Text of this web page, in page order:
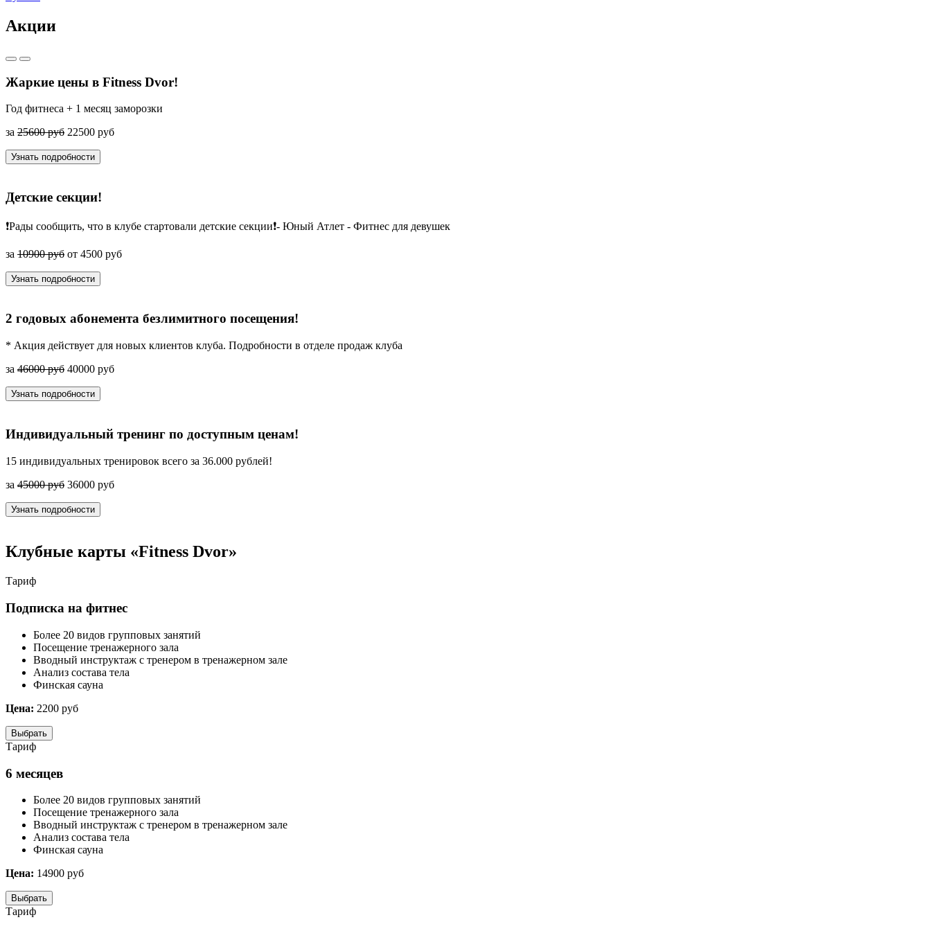
Акции
Жаркие цены в Fitness Dvor!
Год фитнеса + 1 месяц заморозки
за 25600 руб 22500 руб
Узнать подробности
Детские секции!
❗Рады сообщить, что в клубе стартовали детские секции❗- Юный Атлет - Фитнес для девушек
за 10900 руб от 4500 руб
Узнать подробности
2 годовых абонемента безлимитного посещения!
* Акция действует для новых клиентов клуба. Подробности в отделе продаж клуба
за 46000 руб 40000 руб
Узнать подробности
Индивидуальный тренинг по доступным ценам!
15 индивидуальных тренировок всего за 36.000 рублей!
за 45000 руб 36000 руб
Узнать подробности
Клубные карты «Fitness Dvor»
Тариф
Подписка на фитнес
Более 20 видов групповых занятий
Посещение тренажерного зала
Вводный инструктаж c тренером в тренажерном зале
Анализ состава тела
Финская сауна
Цена: 2200 руб
Выбрать
Тариф
6 месяцев
Более 20 видов групповых занятий
Посещение тренажерного зала
Вводный инструктаж c тренером в тренажерном зале
Анализ состава тела
Финская сауна
Цена: 14900 руб
Выбрать
Тариф